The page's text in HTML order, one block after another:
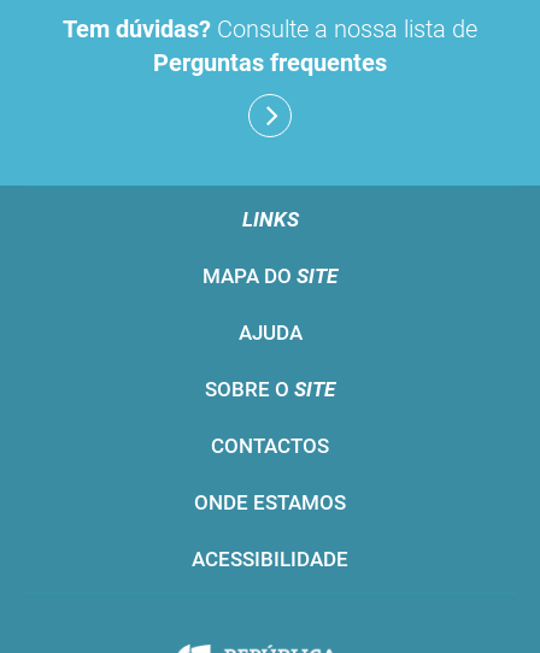
Tem dúvidas? Consulte a nossa lista de
Perguntas frequentes
LINKS
MAPA DO SITE
AJUDA
SOBRE O SITE
CONTACTOS
ONDE ESTAMOS
ACESSIBILIDADE